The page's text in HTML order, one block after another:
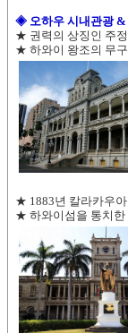
◈ 오하우 시내관광 &
★ 권력의 상징인 주
★ 하와이 왕조의 무
★ 1883년 칼라카우
★ 하와이섬을 통치한